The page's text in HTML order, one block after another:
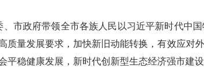
政府带领全市各族人民以习近平新时代中
质量发展要求，加快新旧动能转换，有效应对
平稳健康发展，新时代创新型生态经济强市建设